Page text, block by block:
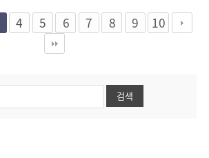
4 5 6 7 8 9 10